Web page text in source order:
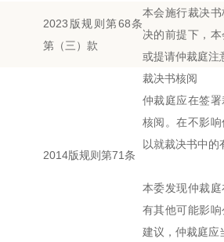
2023版规则第68条
第（三）款
本会施行裁决
决的前提下，
或提请仲裁庭注
2014版规则第71条
裁决书核阅
仲裁庭应在签
核阅。在不影
以就裁决书中的
本委发现仲裁
有其他可能影
建议，仲裁庭应